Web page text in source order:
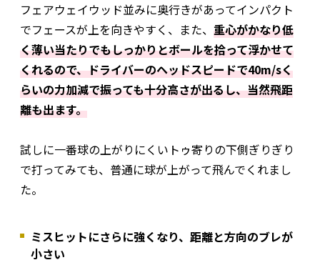
フェアウェイウッド並みに奥行きがあってインパクト
でフェースが上を向きやすく、また、 重心がかなり低
く薄い当たりでもしっかりとボールを拾って浮かせて
くれるので、ドライバーのヘッドスピードで40m/sく
らいの力加減で振っても十分高さが出るし、当然飛距
離も出ます。
試しに一番球の上がりにくいトゥ寄りの下側ぎりぎり
で打ってみても、普通に球が上がって飛んでくれまし
た。
ミスヒットにさらに強くなり、距離と方向のブレが
小さい